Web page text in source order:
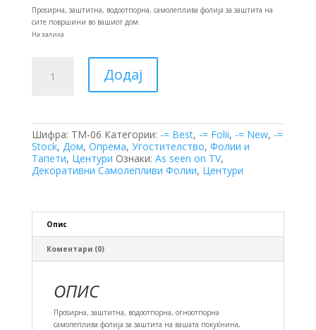
Проѕирна, заштитна, водоотпорна, самолеплива фолија за заштита на
сите површини во вашиот дом.
На залиха
Самолеплива
Додај
Шифра: TM-06 Категории: -= Best, -= Folii, -= New, -=
Stock, Дом, Опрема, Угостителство, Фолии и
Тапети, Центури Ознаки: As seen on TV,
Декоративни Самолепливи Фолии, Центури
Опис
Коментари (0)
ОПИС
Проѕирна, заштитна, водоотпорна, огноотпорна
самолеплива фолија за заштита на вашата покуќнина,